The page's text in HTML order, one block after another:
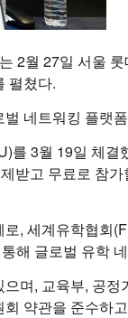
2월 27일 서울
펼쳤다.
네트워킹 플랫
3월 19일 체
고 무료로 참
, 세계유학협
해 글로벌 유학
며, 교육부, 공
약관을 준수하